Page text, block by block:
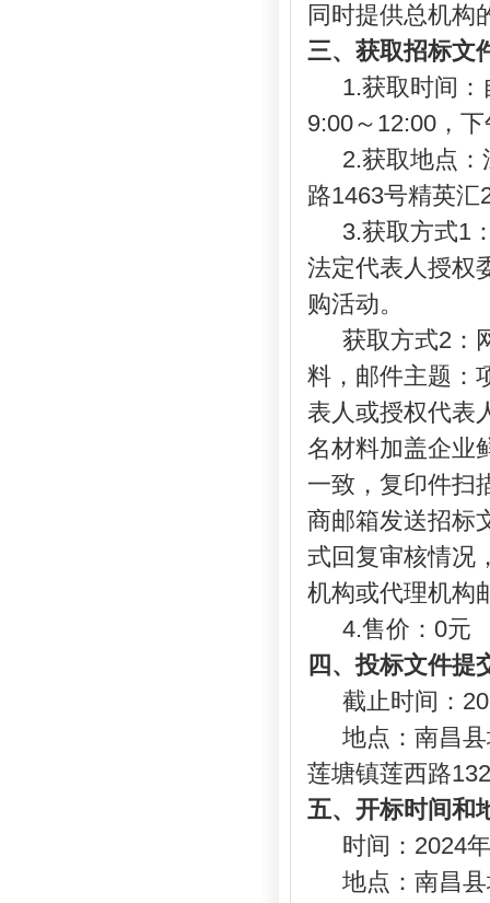
同时提供总机构
三、 获取招标文
1.获取时间
9:00～12:00，
2.获取地点
路1463号精英汇
3.获取方式1
法定代表人授权
购活动。
获取方式2：
料，邮件主题：
表人或授权代表
名材料加盖企业
一致，复印件扫
商邮箱发送招标
式回复审核情况
机构或代理机构
4.售价：0元
四 、投标文件提
截止时间：
地点：南昌
莲塘镇莲西路
五、 开标时间和
时间： 2024年
地点：南昌